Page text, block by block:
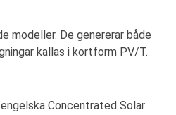
modeller. De genererar både
kallas i kortform PV/T.
Concentrated Solar